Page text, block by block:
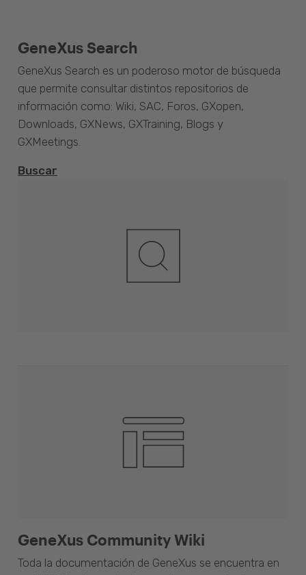
GeneXus Community Wiki
Toda la documentación de GeneXus se encuentra en
GeneXus Search
GeneXus Search es un poderoso motor de búsqueda
que permite consultar distintos repositorios de
información como: Wiki, SAC, Foros, GXopen,
Downloads, GXNews, GXTraining, Blogs y
GXMeetings.
Buscar